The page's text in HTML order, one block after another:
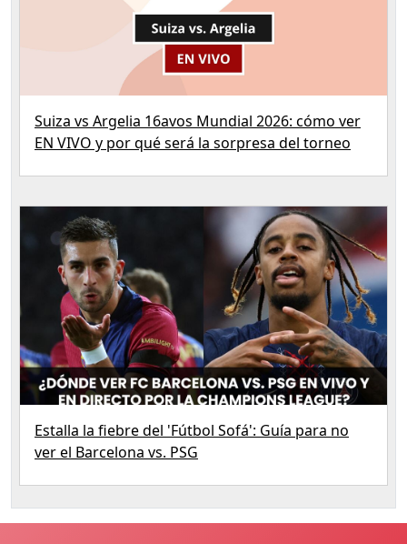
Suiza vs Argelia 16avos Mundial 2026: cómo ver
EN VIVO y por qué será la sorpresa del torneo
Estalla la fiebre del 'Fútbol Sofá': Guía para no
ver el Barcelona vs. PSG